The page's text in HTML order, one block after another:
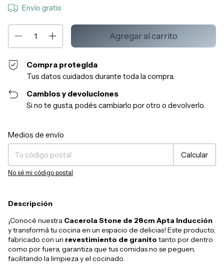
Envío gratis
Compra protegida
Tus datos cuidados durante toda la compra.
Cambios y devoluciones
Si no te gusta, podés cambiarlo por otro o devolverlo.
Entregas para el CP:
Medios de envío
Calcular
No sé mi código postal
Descripción
¡Conocé nuestra Cacerola Stone de 28cm Apta Inducción
y transformá tu cocina en un espacio de delicias! Este producto,
fabricado con un revestimiento de granito tanto por dentro
como por fuera, garantiza que tus comidas no se peguen,
facilitando la limpieza y el cocinado.